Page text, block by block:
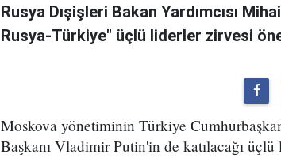
Rusya Dışişleri Bakan Yardımcısı
Rusya-Türkiye" üçlü liderler zirvesi
Moskova yönetiminin Türkiye
Başkanı Vladimir Putin'in de katılacağı